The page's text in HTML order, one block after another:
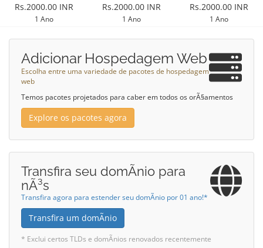
Rs.2000.00 INR
1 Ano
Rs.2000.00 INR
1 Ano
Rs.2000.00 INR
1 Ano
Adicionar Hospedagem Web
Escolha entre uma variedade de pacotes de hospedagem
web
Temos pacotes projetados para caber em todos os orÃ§amentos
Explore os pacotes agora
Transfira seu domÃ­nio para
nÃ³s
Transfira agora para estender seu domÃ­nio por 01 ano!*
Transfira um domÃ­nio
* Exclui certos TLDs e domÃ­nios renovados recentemente